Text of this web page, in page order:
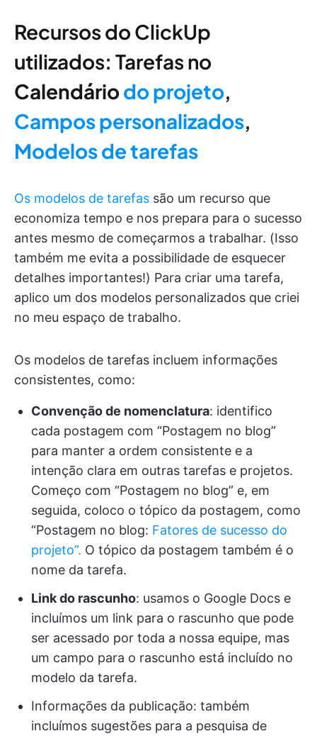
Recursos do ClickUp
utilizados: Tarefas no
Calendáriodo projeto,
Campos personalizados,
Modelos de tarefas
Os modelos de tarefas são um recurso que
economiza tempo e nos prepara para o sucesso
antes mesmo de começarmos a trabalhar. (Isso
também me evita a possibilidade de esquecer
detalhes importantes!) Para criar uma tarefa,
aplico um dos modelos personalizados que criei
no meu espaço de trabalho.
Os modelos de tarefas incluem informações
consistentes, como:
Convenção de nomenclatura: identifico
cada postagem com “Postagem no blog”
para manter a ordem consistente e a
intenção clara em outras tarefas e projetos.
Começo com “Postagem no blog” e, em
seguida, coloco o tópico da postagem, como
“Postagem no blog: Fatores de sucesso do
projeto”. O tópico da postagem também é o
nome da tarefa.
Link do rascunho: usamos o Google Docs e
incluímos um link para o rascunho que pode
ser acessado por toda a nossa equipe, mas
um campo para o rascunho está incluído no
modelo da tarefa.
Informações da publicação: também
incluímos sugestões para a pesquisa de